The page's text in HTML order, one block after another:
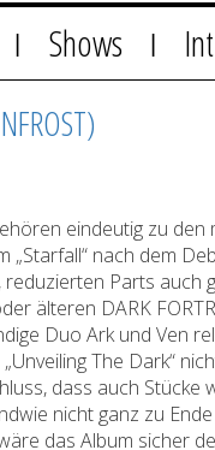
Shows
eindeutig zu
„Starfall“ nach dem
Parts
älteren DARK
Duo Ark und Ven
The Dark“
dass auch
nicht ganz zu
das Album sicher